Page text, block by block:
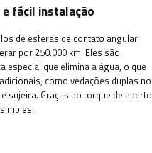
fácil instalação
de esferas de contato angular
por 250.000 km. Eles são
especial que elimina a água, o que
como vedações duplas no
sujeira. Graças ao torque de aperto